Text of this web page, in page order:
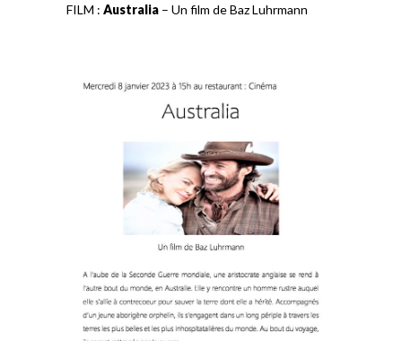
FILM : Australia – Un film de Baz Luhrmann